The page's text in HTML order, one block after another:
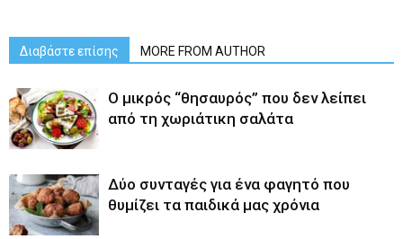
Διαβάστε επίσης MORE FROM AUTHOR
O μικρός “θησαυρός” που δεν λείπει
από τη χωριάτικη σαλάτα
Δύο συνταγές για ένα φαγητό που
θυμίζει τα παιδικά μας χρόνια